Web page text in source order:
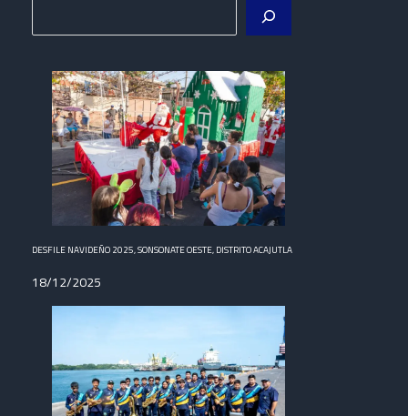
DESFILE NAVIDEÑO 2025, SONSONATE OESTE, DISTRITO ACAJUTLA
18/12/2025